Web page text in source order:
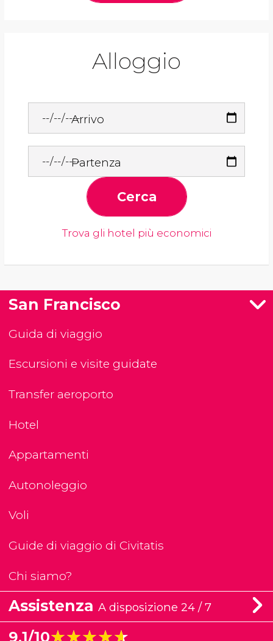
Alloggio
Arrivo
Partenza
Cerca
Trova gli hotel più economici
San Francisco
Guida di viaggio
Escursioni e visite guidate
Transfer aeroporto
Hotel
Appartamenti
Autonoleggio
Voli
Guide di viaggio di Civitatis
Chi siamo?
Assistenza A disposizione 24 / 7
9,1/10★★★★★
★★★★★